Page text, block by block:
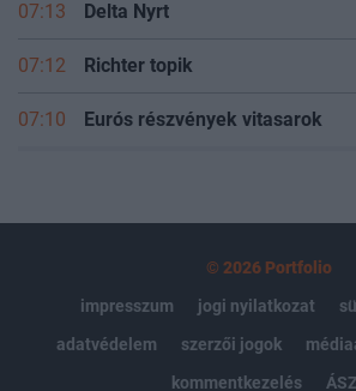
07:13 Delta Nyrt
07:12 Richter topik
07:10 Eurós részvények vitasarok
© 2026 Portfolio
impresszum
jogi nyilatkozat
adatvédelem
szerzői jogok
kommentkezelés